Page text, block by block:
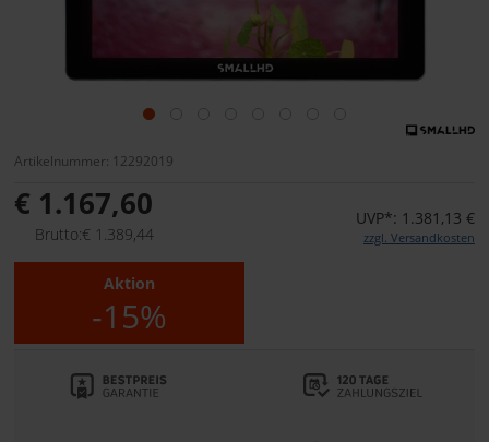
Artikelnummer: 12292019
€ 1.167,60
Brutto:€ 1.389,44
UVP*: 1.381,13 €
zzgl. Versandkosten
Aktion
-15%